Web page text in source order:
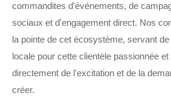
commandites d'événements, de
sociaux et d'engagement direct. Nos
la pointe de cet écosystème, servant
locale pour cette clientèle passionnée
directement de l'excitation et de la
créer.